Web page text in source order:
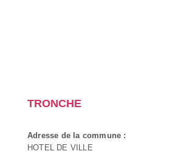
TRONCHE
Adresse de la commune :
HOTEL DE VILLE